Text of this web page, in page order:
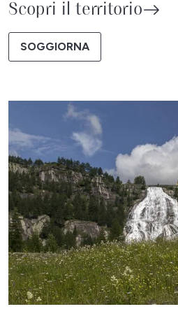
Scopri il territorio
SOGGIORNA